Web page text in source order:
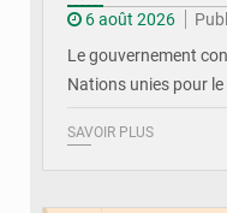
6 août 2026
Le gouvernement
Nations unies pour
SAVOIR PLUS